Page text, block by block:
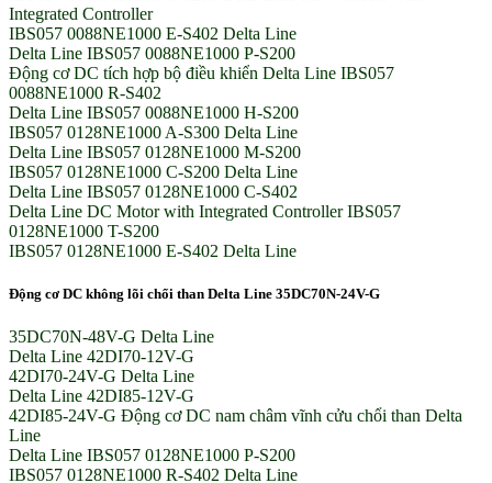
Integrated Controller
IBS057 0088NE1000 E-S402 Delta Line
Delta Line IBS057 0088NE1000 P-S200
Động cơ DC tích hợp bộ điều khiển Delta Line IBS057
0088NE1000 R-S402
Delta Line IBS057 0088NE1000 H-S200
IBS057 0128NE1000 A-S300 Delta Line
Delta Line IBS057 0128NE1000 M-S200
IBS057 0128NE1000 C-S200 Delta Line
Delta Line IBS057 0128NE1000 C-S402
Delta Line DC Motor with Integrated Controller IBS057
0128NE1000 T-S200
IBS057 0128NE1000 E-S402 Delta Line
Động cơ DC không lõi chổi than Delta Line 35DC70N-24V-G
35DC70N-48V-G Delta Line
Delta Line 42DI70-12V-G
42DI70-24V-G Delta Line
Delta Line 42DI85-12V-G
42DI85-24V-G Động cơ DC nam châm vĩnh cửu chổi than Delta
Line
Delta Line IBS057 0128NE1000 P-S200
IBS057 0128NE1000 R-S402 Delta Line